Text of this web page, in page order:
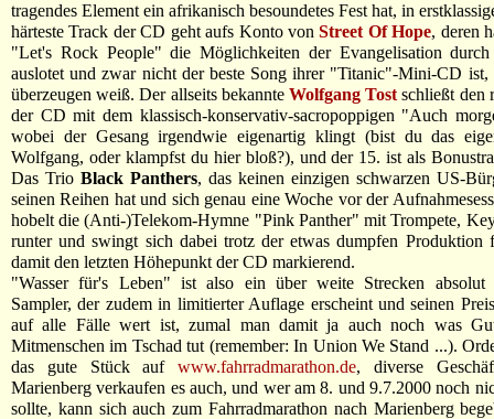
tragendes Element ein afrikanisch besoundetes Fest hat, in
härteste Track der CD geht aufs Konto vonStreet Of Hope, deren
"Let's Rock People" die Möglichkeiten der Evangelisation
auslotet und zwar nicht der beste Song ihrer "Titanic"-Mini-CD ist,
überzeugen weiß. Der allseits bekannte Wolfgang Tost schließt den
der CD mit dem klassisch-konservativ-sacropoppigen "Auch
wobei der Gesang irgendwie eigenartig klingt (bist du das
Wolfgang, oder klampfst du hier bloß?), und der 15. ist als
Das Trio Black Panthers, das keinen einzigen schwarzen US-
seinen Reihen hat und sich genau eine Woche vor der
hobelt die (Anti-)Telekom-Hymne "Pink Panther" mit Trompete,
runter und swingt sich dabei trotz der etwas dumpfen Produktion
damit den letzten Höhepunkt der CD markierend.
"Wasser für's Leben" ist also ein über weite Strecken absolut
Sampler, der zudem in limitierter Auflage erscheint und seinen
auf alle Fälle wert ist, zumal man damit ja auch noch was
Mitmenschen im Tschad tut (remember: In Union We Stand ...).
das gute Stück auf www.fahrradmarathon.de, diverse
Marienberg verkaufen es auch, und wer am 8. und 9.7.2000 noch
sollte, kann sich auch zum Fahrradmarathon nach Marienberg